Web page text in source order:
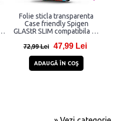
Folie sticla transparenta
Case friendly Spigen
GLAStR SLIM compatibila cu
72,99 Lei 47,99 Lei
ADAUGĂ ÎN COŞ